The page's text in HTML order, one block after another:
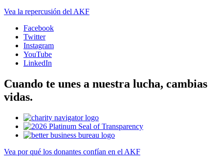
Vea la repercusión del AKF
Facebook
Twitter
Instagram
YouTube
LinkedIn
Cuando te unes a nuestra lucha, cambias
vidas.
Vea por qué los donantes confían en el AKF